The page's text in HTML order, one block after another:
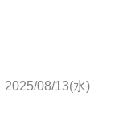
2025/08/13(水)